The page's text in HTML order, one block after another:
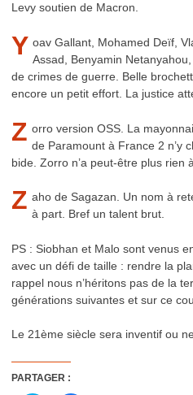
Levy soutien de Macron.
Y oav Gallant, Mohamed Deïf,
Assad, Benyamin
de crimes de guerre. Belle
encore un petit effort. La justice
Z orro version OSS. La
de Paramount à France 2 n’y
bide. Zorro n’a peut-être plus rien
Z aho de Sagazan. Un nom à
à part. Bref un talent brut.
PS : Siobhan et Malo sont venus
avec un défi de taille : rendre la
rappel nous n’héritons pas de la
générations suivantes et sur ce
Le 21ème siècle sera inventif ou
PARTAGER :